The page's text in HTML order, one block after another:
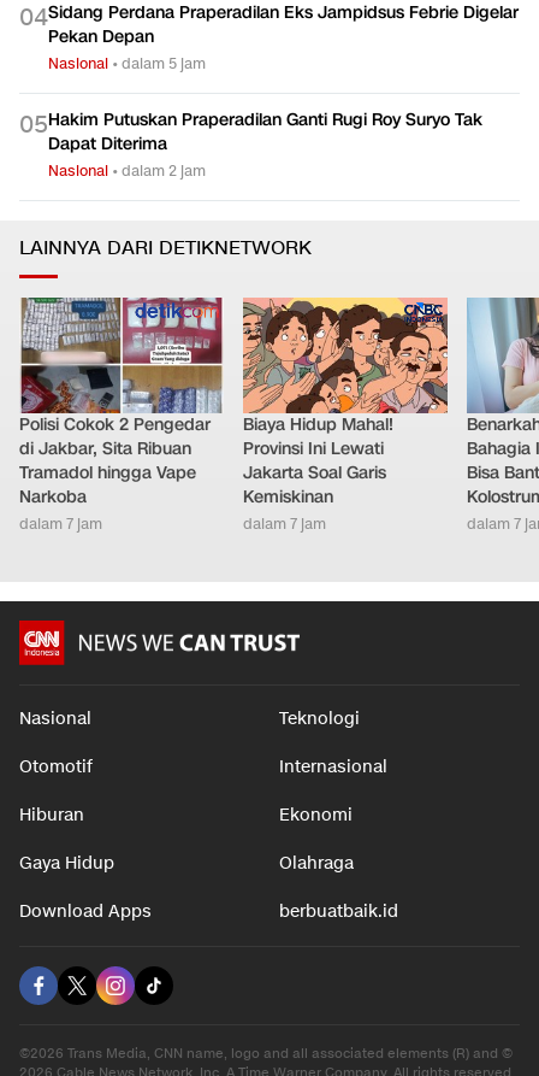
04Sidang Perdana Praperadilan Eks Jampidsus Febrie Digelar
Pekan Depan
Nasional •dalam 5 jam
05Hakim Putuskan Praperadilan Ganti Rugi Roy Suryo Tak
Dapat Diterima
Nasional •dalam 2 jam
LAINNYA DARI DETIKNETWORK
Polisi Cokok 2 Pengedar
di Jakbar, Sita Ribuan
Tramadol hingga Vape
Narkoba
dalam 7 jam
Biaya Hidup Mahal!
Provinsi Ini Lewati
Jakarta Soal Garis
Kemiskinan
dalam 7 jam
Bahagia
Bisa
dalam 7
Nasional Teknologi
Otomotif Internasional
Hiburan Ekonomi
Gaya Hidup Olahraga
Download Apps berbuatbaik.id
©2026 Trans Media, CNN name, logo and all associated elements (R) and ©